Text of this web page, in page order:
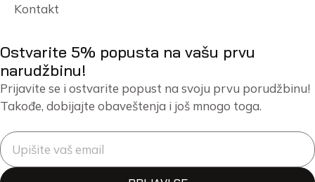
Kontakt
Ostvarite 5% popusta na vašu prvu
narudžbinu!
Prijavite se i ostvarite popust na svoju prvu porudžbinu!
Takođe, dobijajte obaveštenja i još mnogo toga.